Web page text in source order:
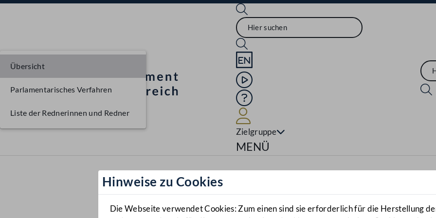
Sprache English
Mediathek
Hilfe
Zielgruppe
Navigationsmenü öffnen
MENÜ
Hinweise zu Cookies
Die Webseite verwendet Cookies: Zum einen sind sie erforderlich für die Herstellung
Übersicht
Parlamentarisches Verfahren
Liste der Rednerinnen und Redner